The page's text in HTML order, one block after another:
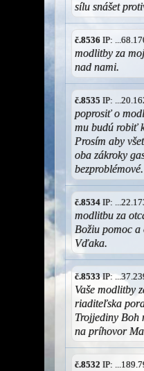
sílu snášet
č.8536 IP:
modlitby za
nad nami.
č.8535 IP:
poprosiť o
mu budú robiť
Prosím aby
oba zákroky
č.8534 IP:
modlitbu za
Božiu pomoc
Vďaka.
č.8533IP:
Vaše modlitby
riaditeľska
Trojjediny Boh
na príhovor
č.8532 IP: